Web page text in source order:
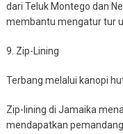
dari Teluk Montego dan
membantu mengatur tur
9. Zip-Lining
Terbang melalui kanopi
Zip-lining di Jamaika
mendapatkan